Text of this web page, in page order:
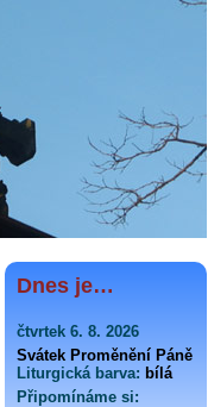
Dnes je…
čtvrtek 6. 8. 2026
Svátek Proměnění Páně
Liturgická barva: bílá
Připomínáme si: